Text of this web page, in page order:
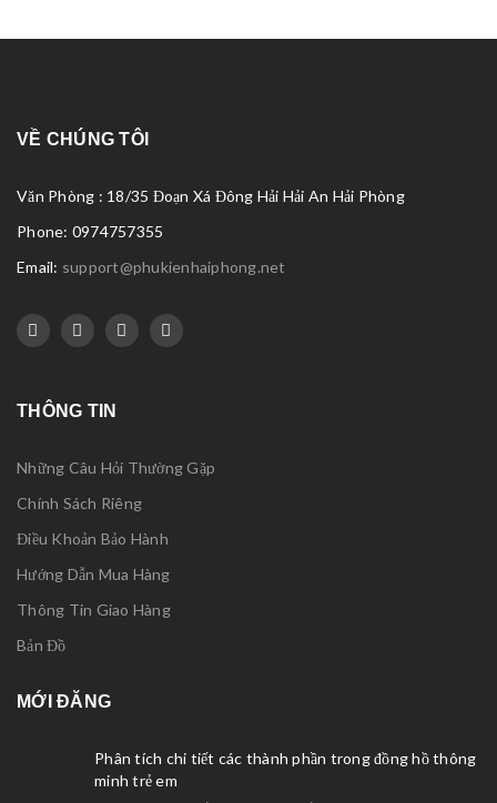
VỀ CHÚNG TÔI
Văn Phòng : 18/35 Đoạn Xá Đông Hải Hải An Hải Phòng
Phone: 0974757355
Email: support@phukienhaiphong.net
THÔNG TIN
Những Câu Hỏi Thường Gặp
Chính Sách Riêng
Điều Khoản Bảo Hành
Hướng Dẫn Mua Hàng
Thông Tin Giao Hàng
Bản Đồ
MỚI ĐĂNG
Phân tích chi tiết các thành phần trong đồng hồ thông
minh trẻ em